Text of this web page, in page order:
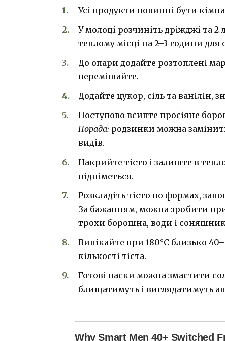
Усі продукти повинні бути
У молоці розчиніть дріжджі та
теплому місці на 2–3 години для
До опари додайте розтоплені
перемішайте.
Додайте цукор, сіль та ванілін,
Поступово всипте просіяне
Порада: родзинки можна
видів.
Накрийте тісто і залиште в
підніметься.
Розкладіть тісто по формах,
За бажанням, можна зробити
трохи борошна, води і
Випікайте при 180°C близько
кількості тіста.
Готові паски можна змастити
блищатимуть і виглядатимуть